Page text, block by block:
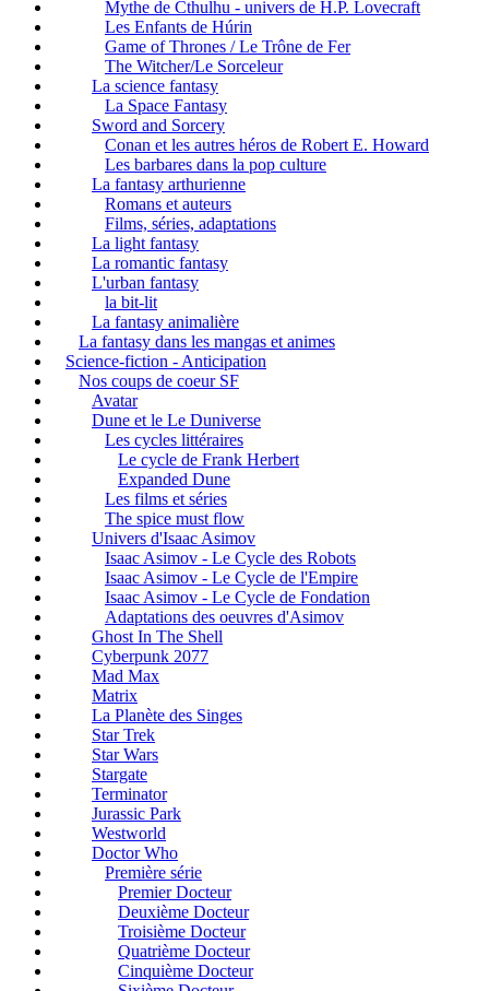
Mythe de Cthulhu - univers de H.P. Lovecraft
Les Enfants de Húrin
Game of Thrones / Le Trône de Fer
The Witcher/Le Sorceleur
La science fantasy
La Space Fantasy
Sword and Sorcery
Conan et les autres héros de Robert E. Howard
Les barbares dans la pop culture
La fantasy arthurienne
Romans et auteurs
Films, séries, adaptations
La light fantasy
La romantic fantasy
L'urban fantasy
la bit-lit
La fantasy animalière
La fantasy dans les mangas et animes
Science-fiction - Anticipation
Nos coups de coeur SF
Avatar
Dune et le Le Duniverse
Les cycles littéraires
Le cycle de Frank Herbert
Expanded Dune
Les films et séries
The spice must flow
Univers d'Isaac Asimov
Isaac Asimov - Le Cycle des Robots
Isaac Asimov - Le Cycle de l'Empire
Isaac Asimov - Le Cycle de Fondation
Adaptations des oeuvres d'Asimov
Ghost In The Shell
Cyberpunk 2077
Mad Max
Matrix
La Planète des Singes
Star Trek
Star Wars
Stargate
Terminator
Jurassic Park
Westworld
Doctor Who
Première série
Premier Docteur
Deuxième Docteur
Troisième Docteur
Quatrième Docteur
Cinquième Docteur